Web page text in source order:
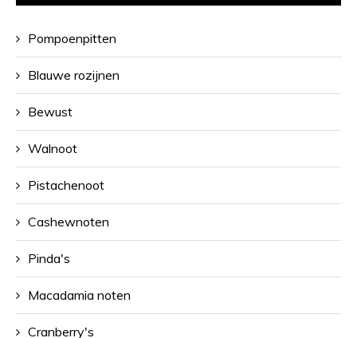
Pompoenpitten
Blauwe rozijnen
Bewust
Walnoot
Pistachenoot
Cashewnoten
Pinda's
Macadamia noten
Cranberry's